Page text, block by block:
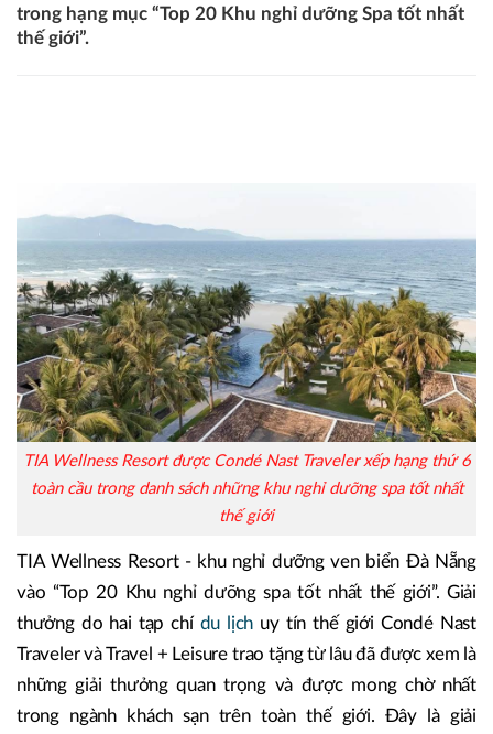
trong hạng mục “Top 20 Khu nghỉ dưỡng Spa tốt nhất
thế giới”.
TIA Wellness Resort được Condé Nast Traveler xếp hạng thứ 6
toàn cầu trong danh sách những khu nghỉ dưỡng spa tốt nhất
thế giới
TIA Wellness Resort - khu nghỉ dưỡng ven biển Đà Nẵng
vào “Top 20 Khu nghỉ dưỡng spa tốt nhất thế giới”. Giải
thưởng do hai tạp chí du lịch uy tín thế giới Condé Nast
Traveler và Travel + Leisure trao tặng từ lâu đã được xem là
những giải thưởng quan trọng và được mong chờ nhất
trong ngành khách sạn trên toàn thế giới. Đây là giải